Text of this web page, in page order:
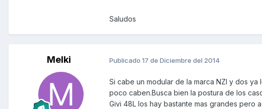
Saludos
Melki Publicado 17 de Diciembre del 2014
Si cabe un modular de la marca NZI y dos
poco caben.Busca bien la postura de los
Givi 48L los hay bastante mas grandes pero